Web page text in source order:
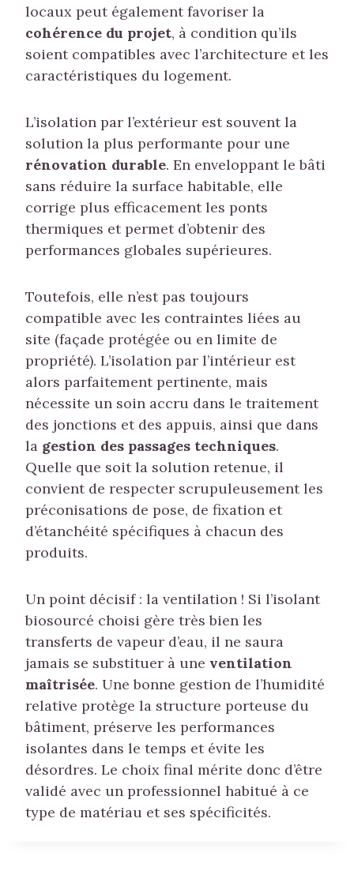
locaux peut également favoriser la
cohérence du projet, à condition qu’ils
soient compatibles avec l’architecture et les
caractéristiques du logement.
L’isolation par l’extérieur est souvent la
solution la plus performante pour une
rénovation durable. En enveloppant le bâti
sans réduire la surface habitable, elle
corrige plus efficacement les ponts
thermiques et permet d’obtenir des
performances globales supérieures.
Toutefois, elle n’est pas toujours
compatible avec les contraintes liées au
site (façade protégée ou en limite de
propriété). L’isolation par l’intérieur est
alors parfaitement pertinente, mais
nécessite un soin accru dans le traitement
des jonctions et des appuis, ainsi que dans
la gestion des passages techniques.
Quelle que soit la solution retenue, il
convient de respecter scrupuleusement les
préconisations de pose, de fixation et
d’étanchéité spécifiques à chacun des
produits.
Un point décisif : la ventilation ! Si l’isolant
biosourcé choisi gère très bien les
transferts de vapeur d’eau, il ne saura
jamais se substituer à une ventilation
maîtrisée. Une bonne gestion de l’humidité
relative protège la structure porteuse du
bâtiment, préserve les performances
isolantes dans le temps et évite les
désordres. Le choix final mérite donc d’être
validé avec un professionnel habitué à ce
type de matériau et ses spécificités.